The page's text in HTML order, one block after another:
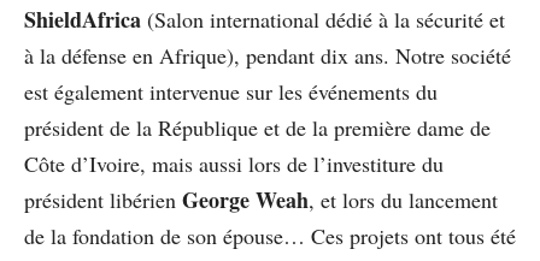
ShieldAfrica (Salon international dédié à la sécurité et
à la défense en Afrique), pendant dix ans. Notre société
est également intervenue sur les événements du
président de la République et de la première dame de
Côte d’Ivoire, mais aussi lors de l’investiture du
président libérien George Weah, et lors du lancement
de la fondation de son épouse… Ces projets ont tous été